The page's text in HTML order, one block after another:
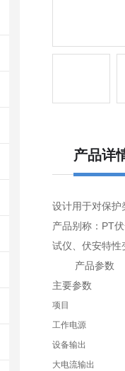
产品详
设计用于对保护
产品别称：PT
试仪、伏安特性
产品参数
主要参数
项目
工作电源
设备输出
大电流输出